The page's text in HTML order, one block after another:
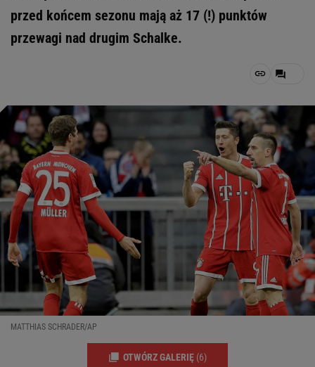
przed końcem sezonu mają aż 17 (!) punktów
przewagi nad drugim Schalke.
MATTHIAS SCHRADER/AP
OTWÓRZ GALERIĘ (6)